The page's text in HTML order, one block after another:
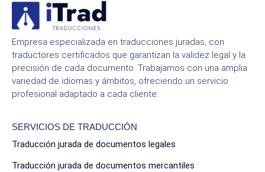
Empresa especializada en traducciones juradas, con
traductores certificados que garantizan la validez legal y la
precisión de cada documento. Trabajamos con una amplia
variedad de idiomas y ámbitos, ofreciendo un servicio
profesional adaptado a cada cliente.
SERVICIOS DE TRADUCCIÓN
Traducción jurada de documentos legales
Traducción jurada de documentos mercantiles